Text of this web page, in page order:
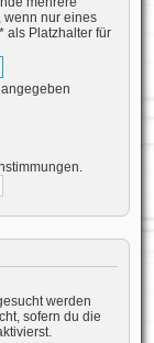
wenn nur eines
als Platzhalter für
werden
sofern du die